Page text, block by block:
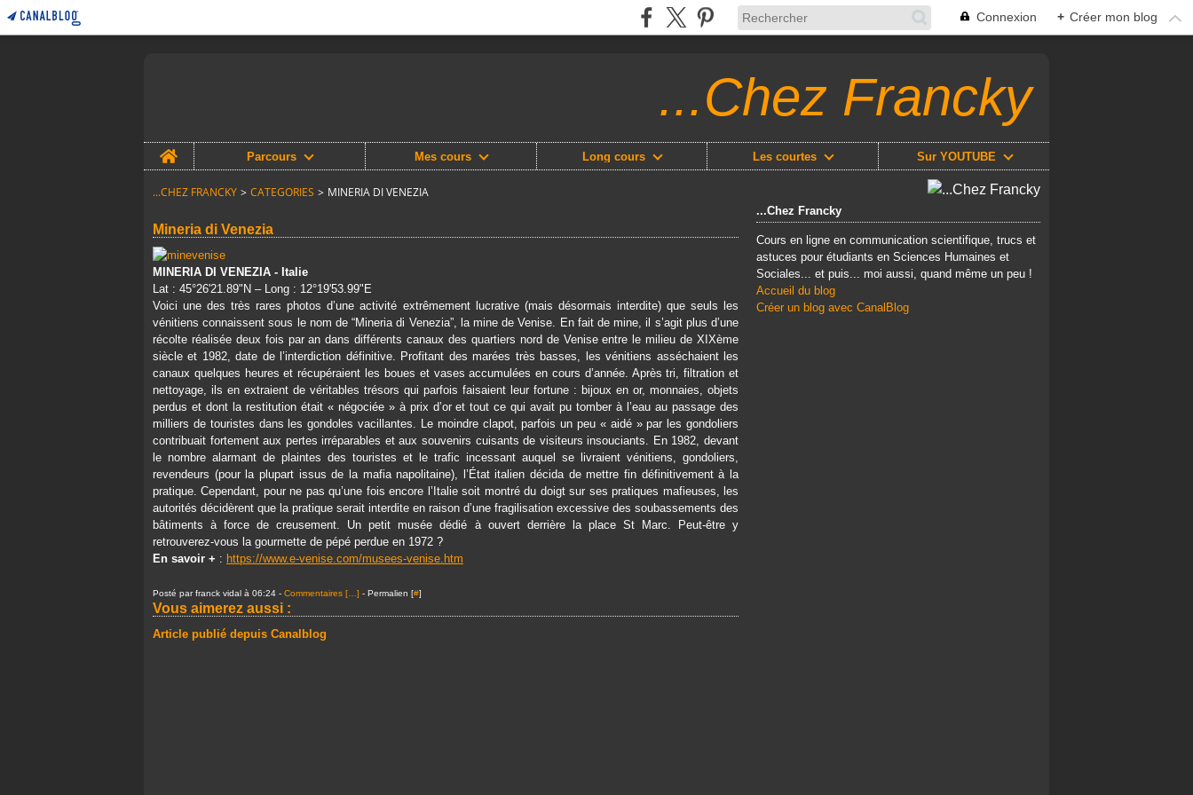
Connexion + Créer mon blog
...Chez Francky
Home
Parcours Mes cours Long cours Les courtes Sur YOUTUBE
...CHEZ FRANCKY > CATEGORIES > MINERIA DI VENEZIA
Mineria di Venezia
MINERIA DI VENEZIA - Italie
Lat : 45°26'21.89"N – Long : 12°19'53.99"E
Voici une des très rares photos d’une activité extrêmement lucrative (mais désormais interdite) que seuls les
vénitiens connaissent sous le nom de “Mineria di Venezia”, la mine de Venise. En fait de mine, il s’agit plus d’une
récolte réalisée deux fois par an dans différents canaux des quartiers nord de Venise entre le milieu de XIXème
siècle et 1982, date de l’interdiction définitive. Profitant des marées très basses, les vénitiens asséchaient les
canaux quelques heures et récupéraient les boues et vases accumulées en cours d’année. Après tri, filtration et
nettoyage, ils en extraient de véritables trésors qui parfois faisaient leur fortune : bijoux en or, monnaies, objets
perdus et dont la restitution était « négociée » à prix d’or et tout ce qui avait pu tomber à l’eau au passage des
milliers de touristes dans les gondoles vacillantes. Le moindre clapot, parfois un peu « aidé » par les gondoliers
contribuait fortement aux pertes irréparables et aux souvenirs cuisants de visiteurs insouciants. En 1982, devant
le nombre alarmant de plaintes des touristes et le trafic incessant auquel se livraient vénitiens, gondoliers,
revendeurs (pour la plupart issus de la mafia napolitaine), l’État italien décida de mettre fin définitivement à la
pratique. Cependant, pour ne pas qu’une fois encore l’Italie soit montré du doigt sur ses pratiques mafieuses, les
autorités décidèrent que la pratique serait interdite en raison d’une fragilisation excessive des soubassements des
bâtiments à force de creusement. Un petit musée dédié à ouvert derrière la place St Marc. Peut-être y
retrouverez-vous la gourmette de pépé perdue en 1972 ?
En savoir + : https://www.e-venise.com/musees-venise.htm
Posté par franck vidal à 06:24 - Commentaires [ ] - Permalien [#]
Vous aimerez aussi :
Article publié depuis Canalblog
...Chez Francky
Cours en ligne en communication scientifique, trucs et
astuces pour étudiants en Sciences Humaines et
Sociales... et puis... moi aussi, quand même un peu !
Accueil du blog
Créer un blog avec CanalBlog